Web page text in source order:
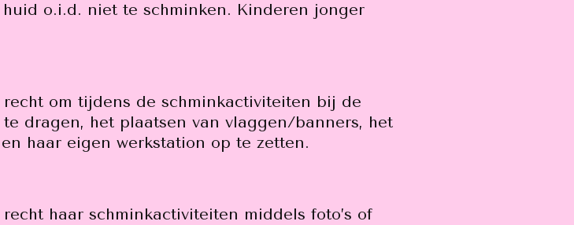
o.i.d. niet te schminken. Kinderen jonger
om tijdens de schminkactiviteiten bij de
dragen, het plaatsen van vlaggen/banners, het
haar eigen werkstation op te zetten.
haar schminkactiviteiten middels foto’s of